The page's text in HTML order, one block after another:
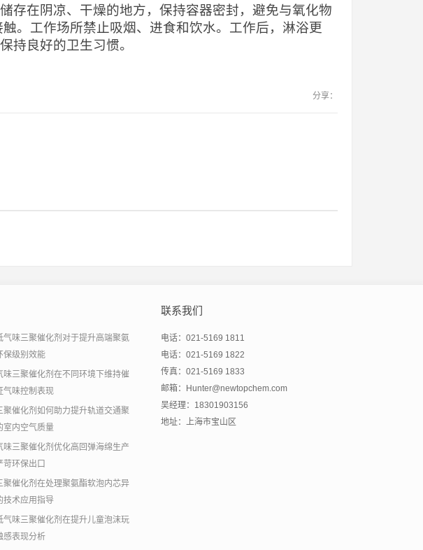
存在阴凉、干燥的地方，保持容器密封，避免与氧化物
。工作场所禁止吸烟、进食和饮水。工作后，淋浴更
持良好的卫生习惯。
分享：
气味三聚催化剂对于提升高端聚氨
保级别效能
味三聚催化剂在不同环境下维持催
气味控制表现
聚催化剂如何助力提升轨道交通聚
室内空气质量
味三聚催化剂优化高回弹海绵生产
苛环保出口
聚催化剂在处理聚氨酯软泡内芯异
技术应用指导
气味三聚催化剂在提升儿童泡沫玩
感表现分析
联系我们
电话：021-5169 1811
电话：021-5169 1822
传真：021-5169 1833
邮箱：Hunter@newtopchem.com
吴经理：18301903156
地址：上海市宝山区